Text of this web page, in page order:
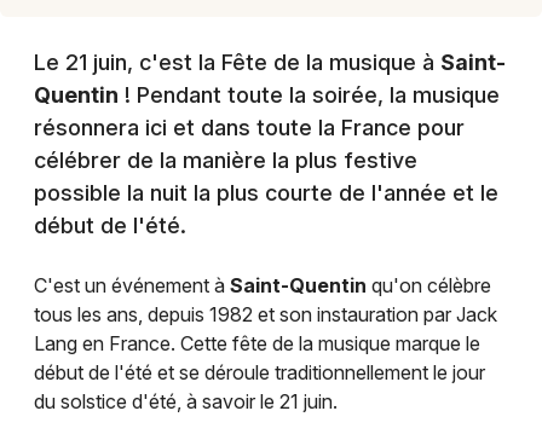
Le 21 juin, c'est la Fête de la musique à Saint-
Quentin ! Pendant toute la soirée, la musique
résonnera ici et dans toute la France pour
célébrer de la manière la plus festive
possible la nuit la plus courte de l'année et le
début de l'été.
C'est un événement à Saint-Quentin qu'on célèbre
tous les ans, depuis 1982 et son instauration par Jack
Lang en France. Cette fête de la musique marque le
début de l'été et se déroule traditionnellement le jour
du solstice d'été, à savoir le 21 juin.